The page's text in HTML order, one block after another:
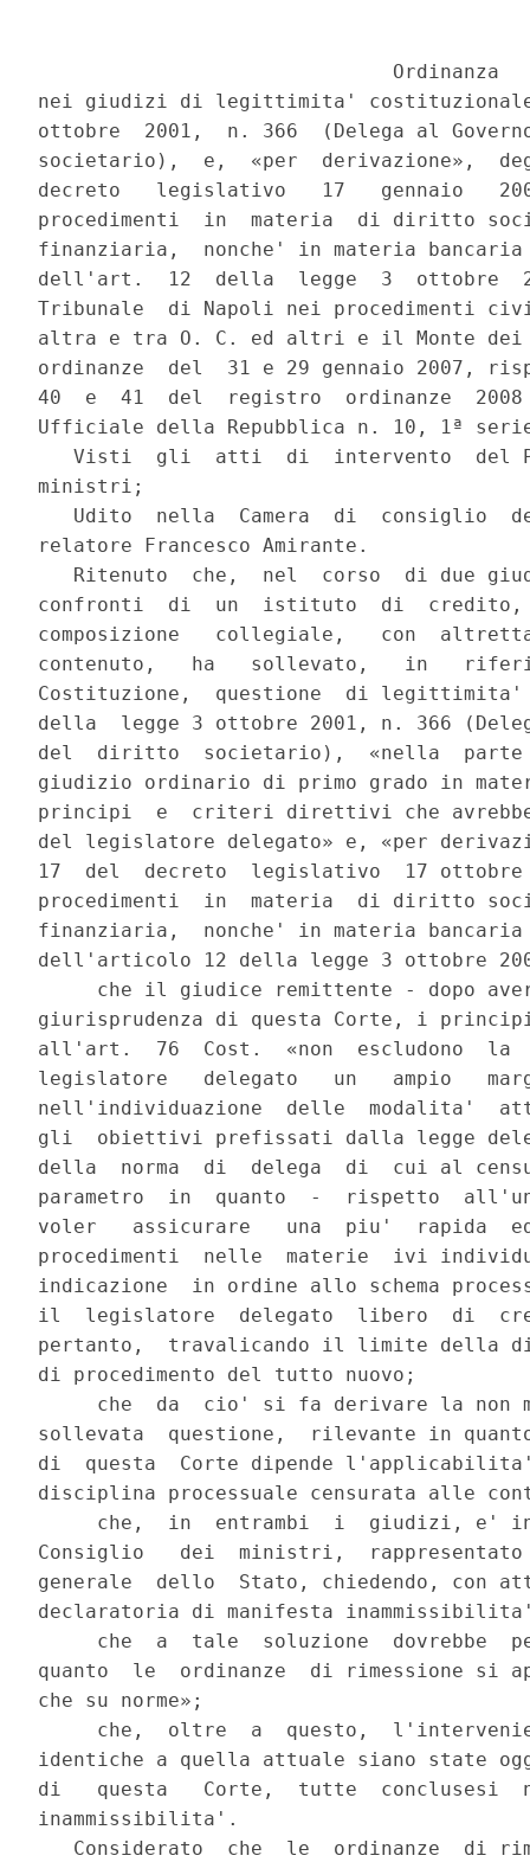
                              Ordinanza
nei giudizi di legittimita'
ottobre  2001,  n. 366  (Delega al
societario),  e,  «per  derivazione»,
decreto   legislativo   17   gennaio
procedimenti  in  materia  di diritto
finanziaria,  nonche' in materia
dell'art.  12  della  legge  3  ottobre
Tribunale  di Napoli nei procedimenti
altra e tra O. C. ed altri e il Monte dei
ordinanze  del  31 e 29 gennaio 2007,
40  e  41  del  registro  ordinanze  2008
Ufficiale della Repubblica n. 10, 1ª
Visti  gli  atti  di  intervento  del
ministri;
Udito  nella  Camera  di  consiglio
relatore Francesco Amirante.
Ritenuto  che,  nel  corso  di due
confronti  di  un  istituto  di  credito,
composizione   collegiale,   con
contenuto,   ha   sollevato,   in
Costituzione,  questione  di
della  legge 3 ottobre 2001, n. 366
del  diritto  societario),  «nella
giudizio ordinario di primo grado in
principi  e  criteri direttivi che
del legislatore delegato» e, «per
17  del  decreto  legislativo  17 ottobre
procedimenti  in  materia  di diritto
finanziaria,  nonche' in materia
dell'articolo 12 della legge 3 ottobre
che il giudice remittente - dopo
giurisprudenza di questa Corte, i
all'art.  76  Cost.  «non  escludono
legislatore   delegato   un   ampio
nell'individuazione  delle  modalita'
gli  obiettivi prefissati dalla legge
della  norma  di  delega  di  cui al
parametro  in  quanto  -  rispetto
voler   assicurare   una  piu'  rapida
procedimenti  nelle  materie  ivi
indicazione  in ordine allo schema
il  legislatore  delegato  libero  di
pertanto,  travalicando il limite della
di procedimento del tutto nuovo;
che  da  cio' si fa derivare la non
sollevata  questione,  rilevante in
di  questa  Corte dipende
disciplina processuale censurata alle
che,  in  entrambi  i  giudizi, e'
Consiglio   dei  ministri,
generale  dello  Stato, chiedendo, con
declaratoria di manifesta
che  a  tale  soluzione  dovrebbe
quanto  le  ordinanze  di rimessione si
che su norme»;
che,  oltre  a  questo,
identiche a quella attuale siano state
di   questa   Corte,  tutte  conclusesi
inammissibilita'.
Considerato  che  le  ordinanze  di